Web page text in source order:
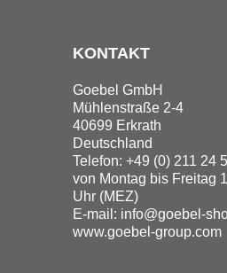
KONTAKT
Goebel GmbH
Mühlenstraße 2-4
40699 Erkrath
Deutschland
Telefon: +49 (0) 211 24
von Montag bis Freitag
Uhr (MEZ)
E-mail: info@goebel-
www.goebel-group.com